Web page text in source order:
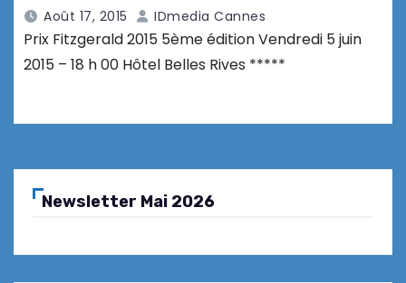
Août 17, 2015 IDmedia Cannes
Prix Fitzgerald 2015 5ème édition Vendredi 5 juin
2015 – 18 h 00 Hôtel Belles Rives *****
Newsletter Mai 2026